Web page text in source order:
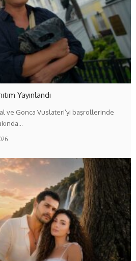
Yayınlandı
ve Gonca Vuslateri’yi başrollerinde